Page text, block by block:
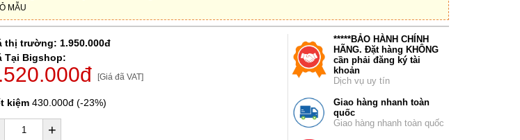
MẪU
thị trường: 1.950.000đ
Tại Bigshop:
[Giá đã VAT]
kiệm 430.000đ (-23%)
+
*****BẢO HÀNH CHÍNH
HÃNG. Đặt hàng KHÔNG
cần phải đăng ký tài
khoản
Dịch vụ uy tín
Giao hàng nhanh toàn
quốc
Giao hàng nhanh toàn quốc